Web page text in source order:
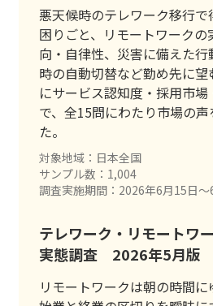
悪天候時のテレワーク移行で
困りごと、リモートワーク
向・自律性、災害に備えた
時の自動切替など勤め先に
にサービス認知度・採用市
で、全15問にわたり市場の
た。
対象地域：日本全国
サンプル数：1,004
調査実施期間：2026年6月15日〜
テレワーク・リモートワ
実態調査 2026年5月版
リモートワークは朝の時間に